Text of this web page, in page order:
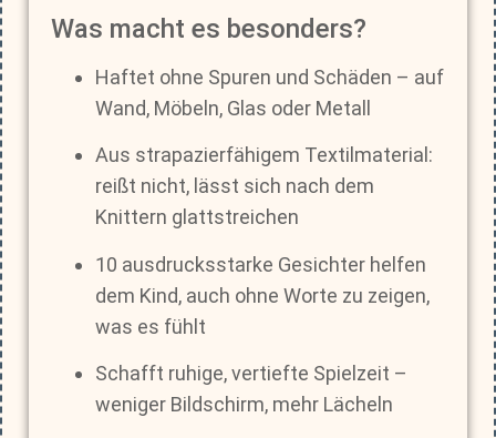
Was macht es besonders?
Haftet ohne Spuren und Schäden – auf
Wand, Möbeln, Glas oder Metall
Aus strapazierfähigem Textilmaterial:
reißt nicht, lässt sich nach dem
Knittern glattstreichen
10 ausdrucksstarke Gesichter helfen
dem Kind, auch ohne Worte zu zeigen,
was es fühlt
Schafft ruhige, vertiefte Spielzeit –
weniger Bildschirm, mehr Lächeln